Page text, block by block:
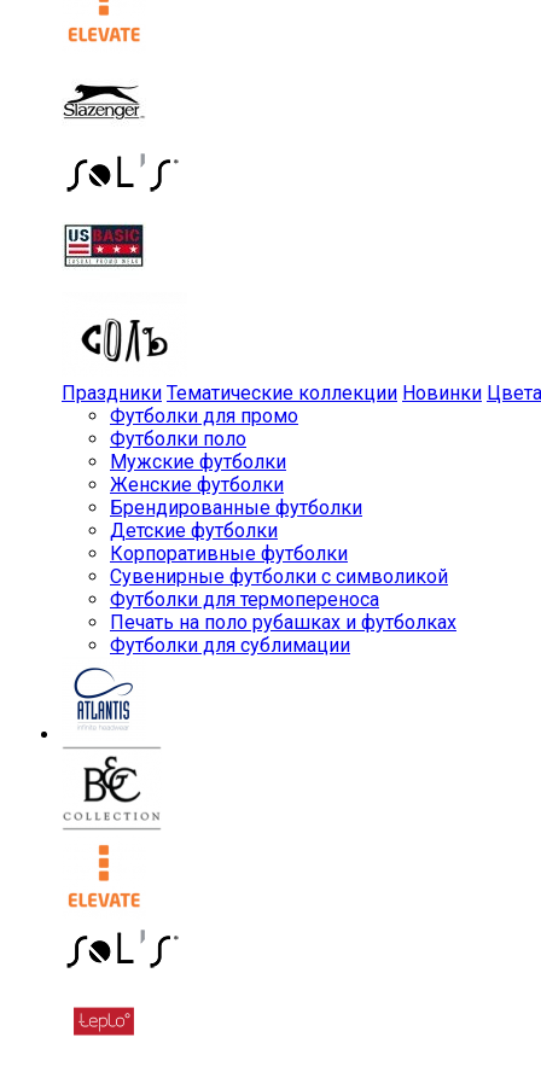
Праздники Тематические коллекции Новинки Цвета
Футболки для промо
Футболки поло
Мужские футболки
Женские футболки
Брендированные футболки
Детские футболки
Корпоративные футболки
Сувенирные футболки с символикой
Футболки для термопереноса
Печать на поло рубашках и футболках
Футболки для сублимации